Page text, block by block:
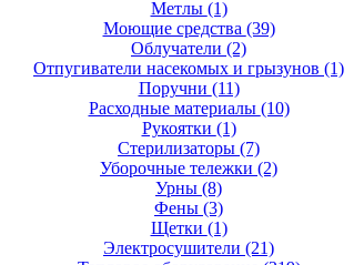
Метлы (1)
Моющие средства (39)
Облучатели (2)
Отпугиватели насекомых и грызунов (1)
Поручни (11)
Расходные материалы (10)
Рукоятки (1)
Стерилизаторы (7)
Уборочные тележки (2)
Урны (8)
Фены (3)
Щетки (1)
Электросушители (21)